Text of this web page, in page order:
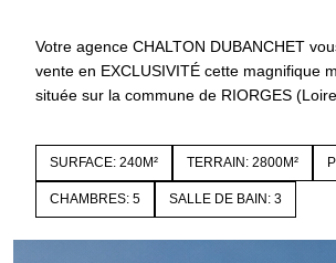
Votre agence CHALTON DUBANCHET
vente en EXCLUSIVITÉ cette magnifique
située sur la commune de RIORGES
SURFACE: 240M² TERRAIN: 2800M²
CHAMBRES: 5 SALLE DE BAIN: 3